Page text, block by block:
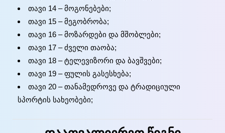
თავი 14 – მოგონებები;
თავი 15 – მეგობრობა;
თავი 16 – მოზარდები და მშობლები;
თავი 17 – ძველი თაობა;
თავი 18 – ტელევიზორი და ბავშვები;
თავი 19 – ფულის გასესხება;
თავი 20 – თანამედროვე და ტრადიციული
სპორტის სახეობები;